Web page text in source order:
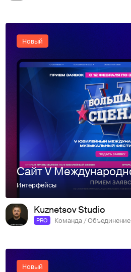
Новый
Интерфейсы
Kuznetsov Studio
PRO Команда / Объединение
Новый